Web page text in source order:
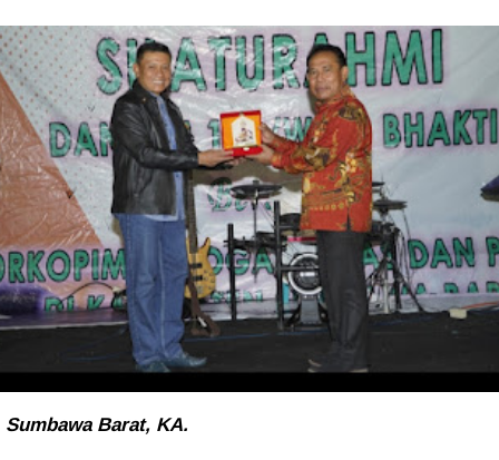
Sumbawa Barat, KA.